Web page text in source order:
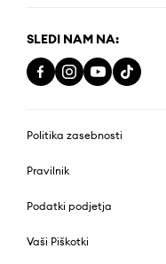
SLEDI NAM NA:
Politika zasebnosti
Pravilnik
Podatki podjetja
Vaši Piškotki